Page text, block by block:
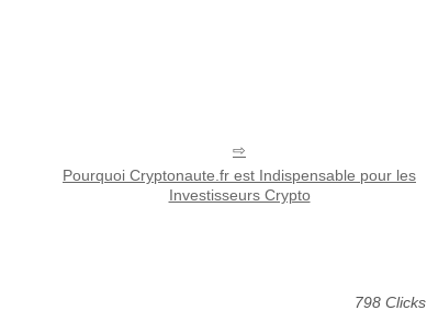
Pourquoi Cryptonaute.fr est Indispensable pour les
Investisseurs Crypto
798 Clicks